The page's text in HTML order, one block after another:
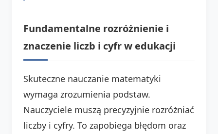
Fundamentalne rozróżnienie i
znaczenie liczb i cyfr w edukacji
Skuteczne nauczanie matematyki
wymaga zrozumienia podstaw.
Nauczyciele muszą precyzyjnie rozróżniać
liczby i cyfry. To zapobiega błędom oraz